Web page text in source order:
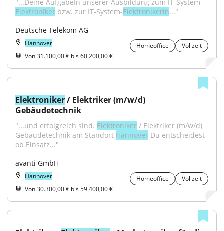
"...Deine AufgabeIn unserer Ausbildung zum IT-System-
Elektroniker bzw. zur IT-System-Elektronikerin..."
Deutsche Telekom AG
Hannover Homeoffice
Vollzeit
Von 31.100,00 € bis 60.200,00 €
Elektroniker / Elektriker (m/w/d)
Gebäudetechnik
"...und erfolgreich sind. Elektroniker / Elektriker (m/w/d)
Gebäudetechnik am Standort Hannover Du entscheidest
ob Einsatz..."
avanti GmbH
Hannover Homeoffice
Vollzeit
Von 30.300,00 € bis 59.400,00 €